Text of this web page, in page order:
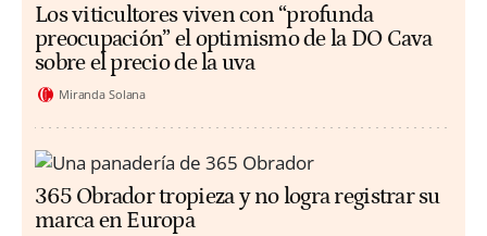
Los viticultores viven con “profunda
preocupación” el optimismo de la DO Cava
sobre el precio de la uva
Miranda Solana
365 Obrador tropieza y no logra registrar su
marca en Europa